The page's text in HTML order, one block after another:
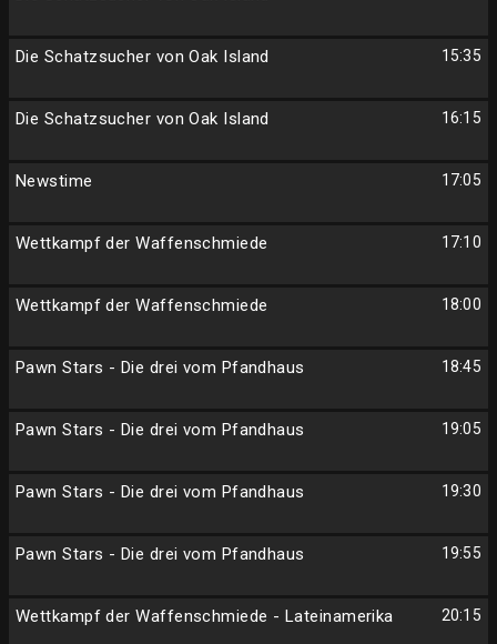
15:35
Die Schatzsucher von Oak Island
16:15
Die Schatzsucher von Oak Island
17:05
Newstime
17:10
Wettkampf der Waffenschmiede
18:00
Wettkampf der Waffenschmiede
18:45
Pawn Stars - Die drei vom Pfandhaus
19:05
Pawn Stars - Die drei vom Pfandhaus
19:30
Pawn Stars - Die drei vom Pfandhaus
19:55
Pawn Stars - Die drei vom Pfandhaus
20:15
Wettkampf der Waffenschmiede - Lateinamerika